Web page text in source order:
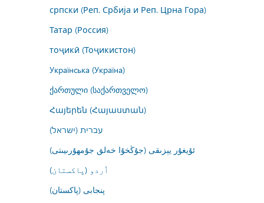
српски (Реп. Србија и Реп. Црна Гора)
Татар (Россия)
тоҷикӣ (Тоҷикистон)
Українська (Україна)
ქართული (საქართველო)
Հայերեն (Հայաստան)
עברית (ישראל)
ئۇيغۇر يېزىقى (جۇڭخۇا خەلق جۇمھۇرىيىتى)
اُردو (پاکستان)
پنجابی (پاکستان)